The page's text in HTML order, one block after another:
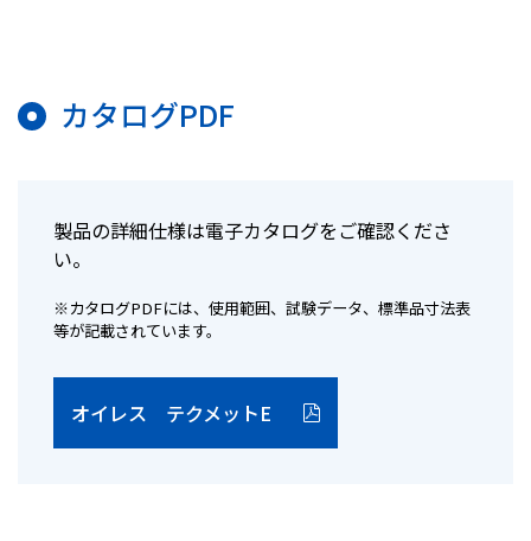
カタログPDF
製品の詳細仕様は電子カタログをご確認くださ
い。
※カタログPDFには、使用範囲、試験データ、標準品寸法表
等が記載されています。
オイレス テクメットE